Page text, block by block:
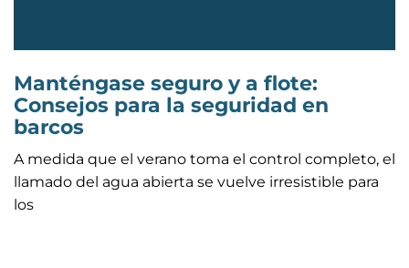
Manténgase seguro y a flote:
Consejos para la seguridad en
barcos
A medida que el verano toma el control completo, el
llamado del agua abierta se vuelve irresistible para
los